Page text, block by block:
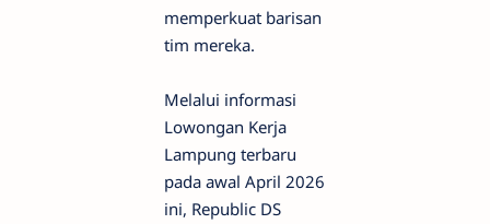
memperkuat barisan
tim mereka.
Melalui informasi
Lowongan Kerja
Lampung terbaru
pada awal April 2026
ini, Republic DS